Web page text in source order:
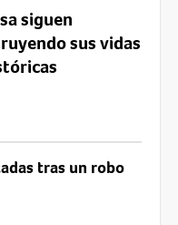
siguen
sus vidas
tras un robo